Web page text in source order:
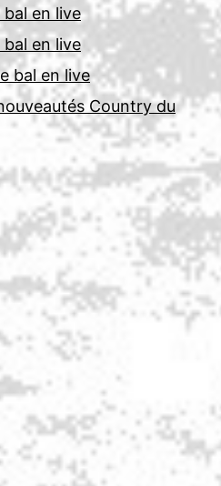
bal en live
bal en live
bal en live
Country du